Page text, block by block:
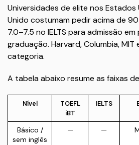
Universidades de elite nos Estados
Unido costumam pedir acima de
7.0–7.5 no IELTS para admissão
graduação. Harvard, Columbia,
categoria.
A tabela abaixo resume as faixas
Nível
TOEFL
iBT
IELTS
Básico /
sem inglês
— —